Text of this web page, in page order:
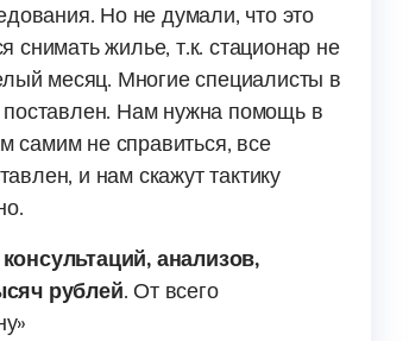
Но не думали, что это
снимать жилье, т.к. стационар не
месяц. Многие специалисты в
поставлен. Нам нужна помощь в
самим не справиться, все
и нам скажут тактику
анализов,
рублей. От всего